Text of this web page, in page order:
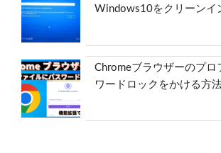
Windows10をクリーンイ
Chromeブラウザーのプロ
ワードロックをかける方